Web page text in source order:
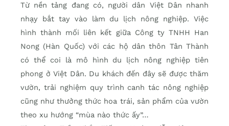
Từ nền tảng đang có, người dân Việt Dân nhanh
nhạy bắt tay vào làm du lịch nông nghiệp. Việc
hình thành mối liên kết giữa Công ty TNHH Han
Nong (Hàn Quốc) với các hộ dân thôn Tân Thành
có thể coi là mô hình du lịch nông nghiệp tiên
phong ở Việt Dân. Du khách đến đây sẽ được thăm
vườn, trải nghiệm quy trình canh tác nông nghiệp
cũng như thưởng thức hoa trái, sản phẩm của vườn
theo xu hướng “mùa nào thức ấy”…